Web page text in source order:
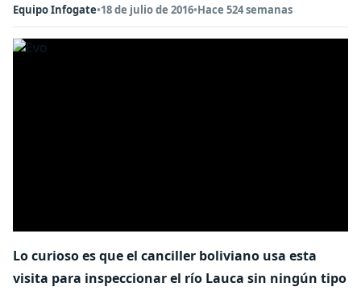
Equipo Infogate•18 de julio de 2016•Hace 524 semanas
Lo curioso es que el canciller boliviano usa esta
visita para inspeccionar el río Lauca sin ningún tipo